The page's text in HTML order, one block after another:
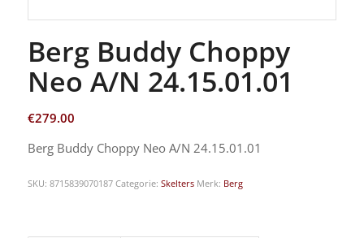
Berg Buddy Choppy
Neo A/N 24.15.01.01
€279.00
Berg Buddy Choppy Neo A/N 24.15.01.01
SKU: 8715839070187 Categorie: Skelters Merk: Berg